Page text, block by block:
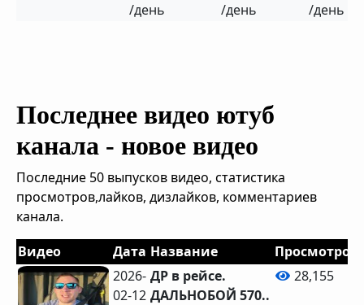
/день
/день
/день
Последнее видео ютуб
канала - новое видео
Последние 50 выпусков видео, статистика
просмотров,лайков, дизлайков, комментариев
канала.
Видео
Дата Название Просмотров
2026-
02-12
ДР в рейсе.
ДАЛЬНОБОЙ 570..
28,155